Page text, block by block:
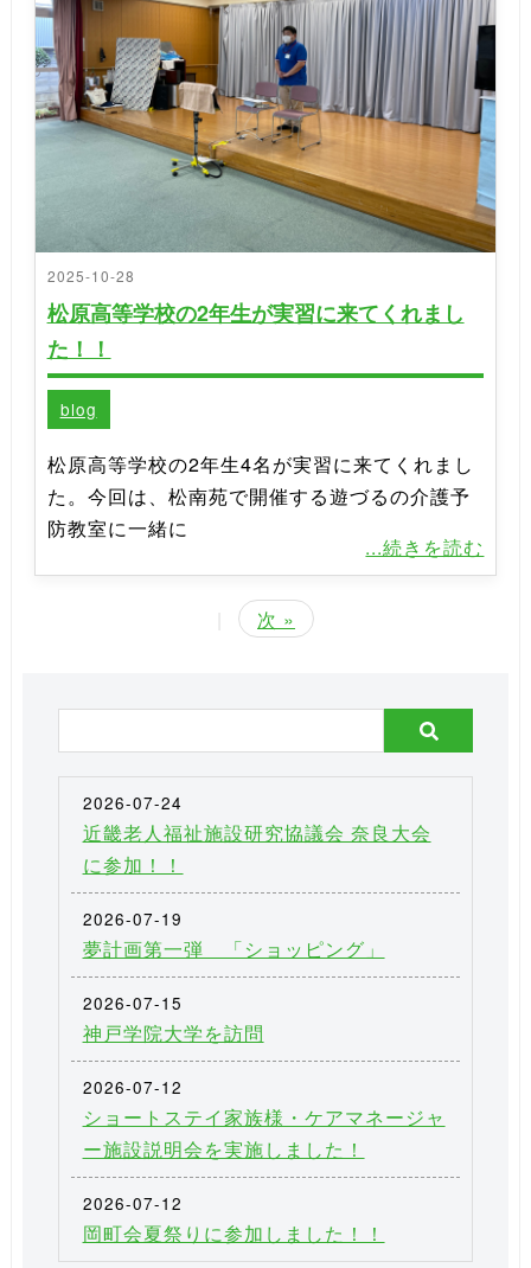
2025-10-28
松原高等学校の2年生が実習に来てくれまし
た！！
blog
松原高等学校の2年生4名が実習に来てくれまし
た。今回は、松南苑で開催する遊づるの介護予
防教室に一緒に
...続きを読む
次 »
2026-07-24
近畿老人福祉施設研究協議会 奈良大会
に参加！！
2026-07-19
夢計画第一弾 「ショッピング」
2026-07-15
神戸学院大学を訪問
2026-07-12
ショートステイ家族様・ケアマネージャ
ー施設説明会を実施しました！
2026-07-12
岡町会夏祭りに参加しました！！